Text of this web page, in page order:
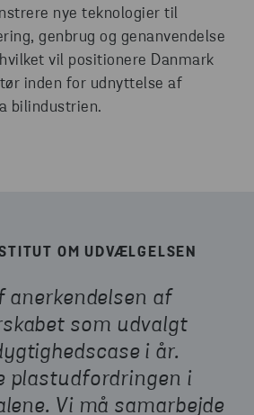
nye teknologier til
genbrug og genanvendelse
vil positionere Danmark
inden for udnyttelse af
bilindustrien.
OM UDVÆLGELSEN
anerkendelsen af
som udvalgt
i år.
plastudfordringen i
Vi må samarbejde